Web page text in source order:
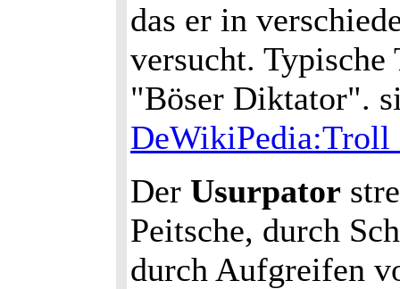
das er in
versucht.
"Böser Diktator".
Der Usurpator
Peitsche, durch
durch Aufgreifen